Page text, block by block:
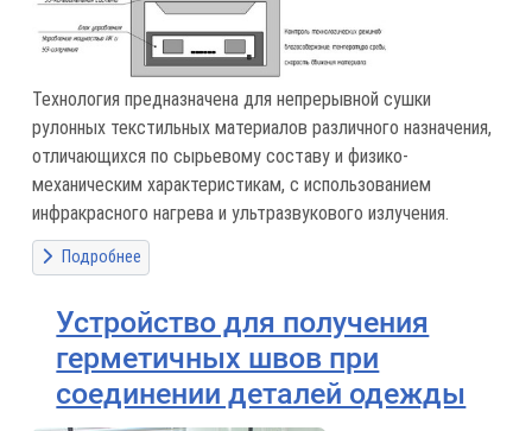
Технология предназначена для непрерывной сушки
рулонных текстильных материалов различного назначения,
отличающихся по сырьевому составу и физико-
механическим характеристикам, с использованием
инфракрасного нагрева и ультразвукового излучения.
Подробнее
Устройство для получения
герметичных швов при
соединении деталей одежды